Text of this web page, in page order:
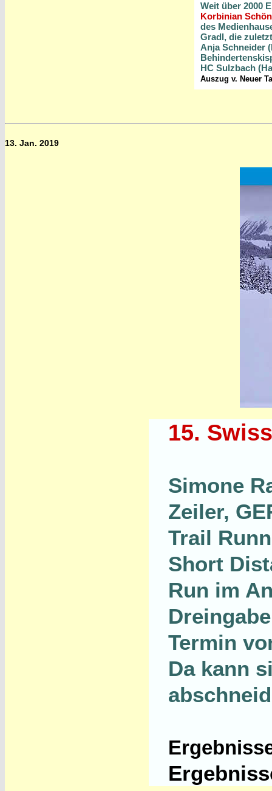
Weit über 2000
Korbinian
des
Gradl, die
Anja Schneider
HC Sulzbach
Auszug v. Neuer
13. Jan. 2019
15.
Simone
Zeiler,
Trail
Short
Run im
Termin
Da kann